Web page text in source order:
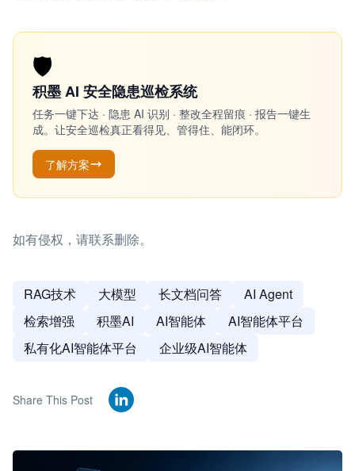
🛡️
积墨 AI 安全隐患巡检系统
任务一键下达 · 隐患 AI 识别 · 整改全程留痕 · 报告一键生
成。让安全巡检真正看得见、管得住、能闭环。
了解方案
如有侵权，请联系删除。
RAG技术 大模型 长文档问答
AI Agent
检索增强
积墨AI AI智能体
AI智能体平台
私有化AI智能体平台
企业级AI智能体
Share This Post